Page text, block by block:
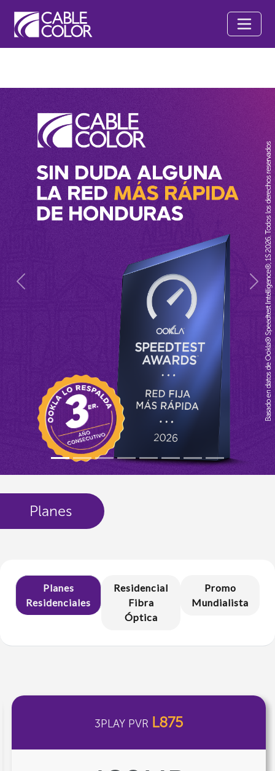
Previous Next
Planes
Planes
Residenciales
Residencial
Fibra
Óptica
Promo
Mundialista
3PLAY PVR L875